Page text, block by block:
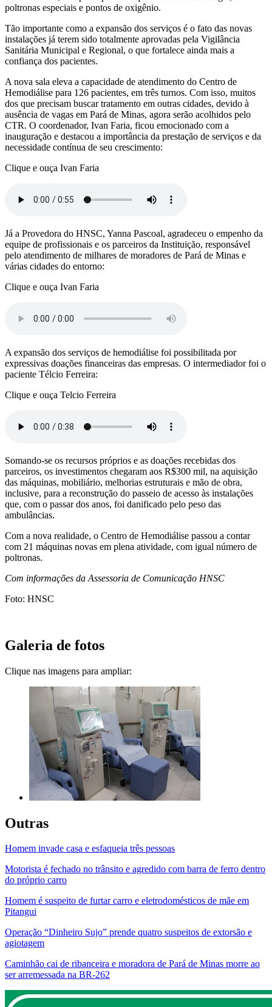
poltronas especiais e pontos de oxigênio.
Tão importante como a expansão dos serviços é o fato das novas
instalações já terem sido totalmente aprovadas pela Vigilância
Sanitária Municipal e Regional, o que fortalece ainda mais a
confiança dos pacientes.
A nova sala eleva a capacidade de atendimento do Centro de
Hemodiálise para 126 pacientes, em três turnos. Com isso, muitos
dos que precisam buscar tratamento em outras cidades, devido à
ausência de vagas em Pará de Minas, agora serão acolhidos pelo
CTR. O coordenador, Ivan Faria, ficou emocionado com a
inauguração e destacou a importância da prestação de serviços e da
necessidade contínua de seu crescimento:
Clique e ouça Ivan Faria
Já a Provedora do HNSC, Yanna Pascoal, agradeceu o empenho da
equipe de profissionais e os parceiros da Instituição, responsável
pelo atendimento de milhares de moradores de Pará de Minas e
várias cidades do entorno:
Clique e ouça Ivan Faria
A expansão dos serviços de hemodiálise foi possibilitada por
expressivas doações financeiras das empresas. O intermediador foi o
paciente Télcio Ferreira:
Clique e ouça Telcio Ferreira
Somando-se os recursos próprios e as doações recebidas dos
parceiros, os investimentos chegaram aos R$300 mil, na aquisição
das máquinas, mobiliário, melhorias estruturais e mão de obra,
inclusive, para a reconstrução do passeio de acesso às instalações
que, com o passar dos anos, foi danificado pelo peso das
ambulâncias.
Com a nova realidade, o Centro de Hemodiálise passou a contar
com 21 máquinas novas em plena atividade, com igual número de
poltronas.
Com informações da Assessoria de Comunicação HNSC
Foto: HNSC
Galeria de fotos
Clique nas imagens para ampliar:
Outras
Homem invade casa e esfaqueia três pessoas
Motorista é fechado no trânsito e agredido com barra de ferro dentro
do próprio carro
Homem é suspeito de furtar carro e eletrodomésticos de mãe em
Pitangui
Operação “Dinheiro Sujo” prende quatro suspeitos de extorsão e
agiotagem
Caminhão cai de ribanceira e moradora de Pará de Minas morre ao
ser arremessada na BR-262